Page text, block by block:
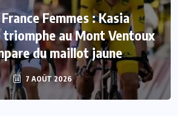
Femmes : Kasia
au Mont Ventoux
du maillot jaune
7 AOÛT 2026
INTER
Barcelone s’offre Rodri
millions d’euros
7 AOÛT 2026